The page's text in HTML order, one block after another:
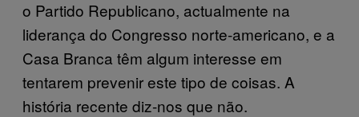
o Partido Republicano, actualmente na
liderança do Congresso norte-americano, e a
Casa Branca têm algum interesse em
tentarem prevenir este tipo de coisas. A
história recente diz-nos que não.